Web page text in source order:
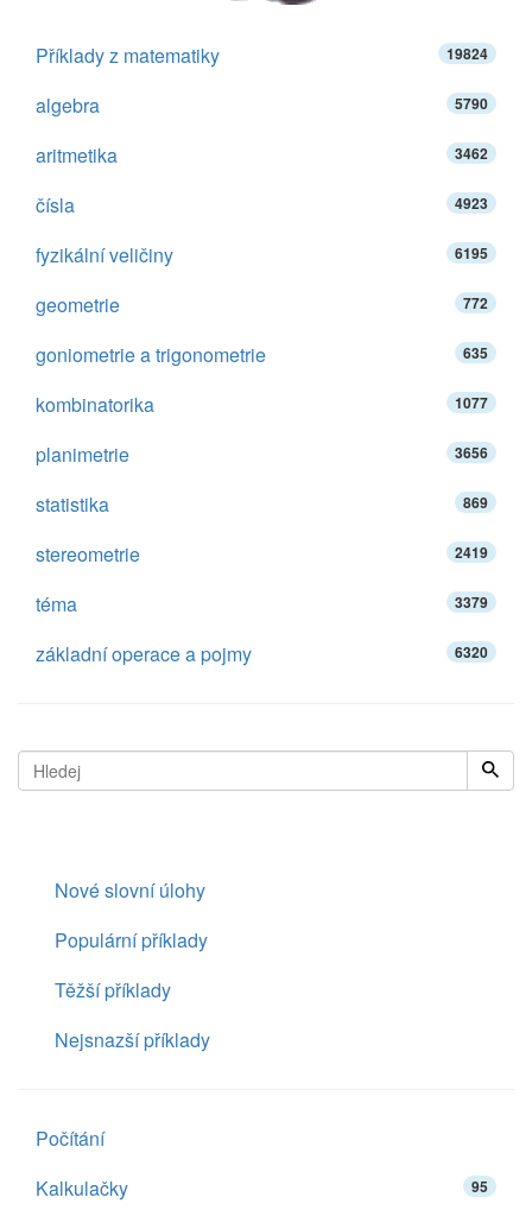
Příklady z matematiky 19824
algebra 5790
aritmetika 3462
čísla 4923
fyzikální veličiny 6195
geometrie 772
goniometrie a trigonometrie 635
kombinatorika 1077
planimetrie 3656
statistika 869
stereometrie 2419
téma 3379
základní operace a pojmy 6320
Nové slovní úlohy
Populární příklady
Těžší příklady
Nejsnazší příklady
Počítání
Kalkulačky
95